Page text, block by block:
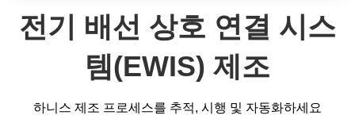
전기 배선 상호 연결 시스
템(EWIS) 제조
하니스 제조 프로세스를 추적, 시행 및 자동화하세요